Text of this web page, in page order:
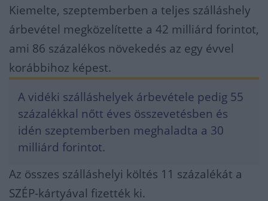
Kiemelte, szeptemberben a teljes szálláshely
árbevétel megközelítette a 42 milliárd forintot,
ami 86 százalékos növekedés az egy évvel
korábbihoz képest.
A vidéki szálláshelyek árbevétele pedig 55
százalékkal nőtt éves összevetésben és
idén szeptemberben meghaladta a 30
milliárd forintot.
Az összes szálláshelyi költés 11 százalékát a
SZÉP-kártyával fizették ki.